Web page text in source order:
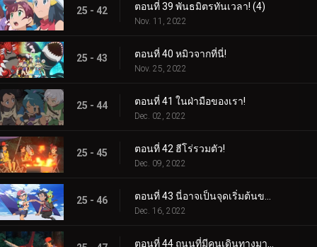
25 - 42 ตอนที่ 39 พันธมิตรทันเวลา! (4)
Nov. 11, 2022
25 - 43 ตอนที่ 40 หมิวจากที่นี่!
Nov. 25, 2022
25 - 44 ตอนที่ 41 ในฝ่ามือของเรา!
Dec. 02, 2022
25 - 45 ตอนที่ 42 ฮีโร่รวมตัว!
Dec. 09, 2022
25 - 46
Dec. 16, 2022